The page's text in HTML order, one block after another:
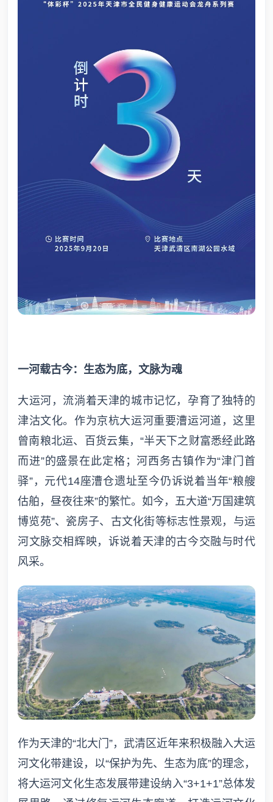
一河载古今：生态为底，文脉为魂
大运河，流淌着天津的城市记忆，孕育了独特的
津沽文化。作为京杭大运河重要漕运河道，这里
曾南粮北运、百货云集，“半天下之财富悉经此路
而进”的盛景在此定格；河西务古镇作为“津门首
驿”，元代14座漕仓遗址至今仍诉说着当年“粮艘
估舶，昼夜往来”的繁忙。如今，五大道“万国建筑
博览苑”、瓷房子、古文化街等标志性景观，与运
河文脉交相辉映，诉说着天津的古今交融与时代
风采。
作为天津的“北大门”，武清区近年来积极融入大运
河文化带建设，以“保护为先、生态为底”的理念，
将大运河文化生态发展带建设纳入“3+1+1”总体发